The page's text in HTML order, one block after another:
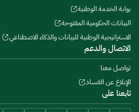
بوابة الخدمة الوطنية
البيانات الحكومية المفتوحة
الاستراتيجية الوطنية للبيانات والذكاء الاصطناعي
الاتصال والدعم
تواصل معنا
الإبلاغ عن الفساد
تابعنا على